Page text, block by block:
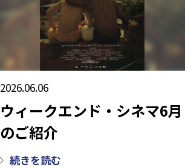
2026.06.06
ウィークエンド・シネマ6月
のご紹介
続きを読む